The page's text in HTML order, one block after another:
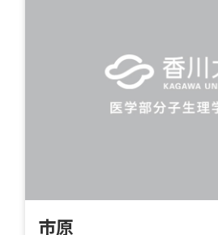
市原